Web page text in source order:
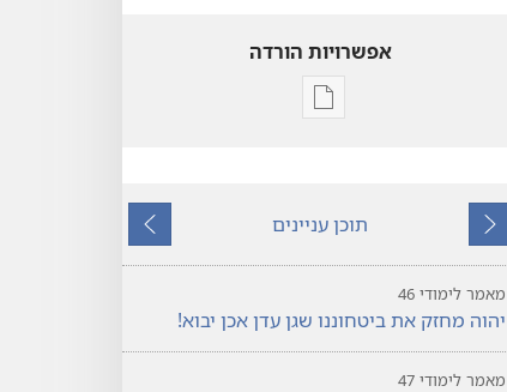
אפשרויות הורדה
אפשרויות
המצפה
לימודית
הקודם
תוכן עניינים
הבא
מאמר לימודי 46
יהוה מחזק את ביטחוננו שגן עדן אכן יבוא!‏
מאמר לימודי 47